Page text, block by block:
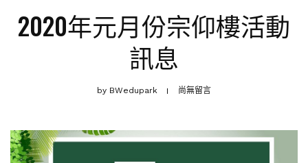
2020年元月份宗仰樓活動
訊息
by BWedupark 尚無留言